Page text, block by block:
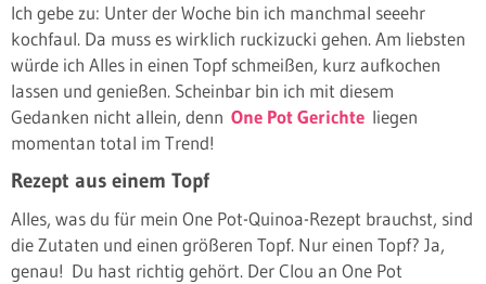
Ich gebe zu: Unter der Woche bin ich manchmal seeehr
kochfaul. Da muss es wirklich ruckizucki gehen. Am liebsten
würde ich Alles in einen Topf schmeißen, kurz aufkochen
lassen und genießen. Scheinbar bin ich mit diesem
Gedanken nicht allein, denn One Pot Gerichte liegen
momentan total im Trend!
Rezept aus einem Topf
Alles, was du für mein One Pot-Quinoa-Rezept brauchst, sind
die Zutaten und einen größeren Topf. Nur einen Topf? Ja,
genau! Du hast richtig gehört. Der Clou an One Pot